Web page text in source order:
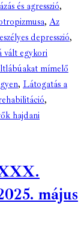
és agresszió,
, Az
depresszió,
vált egykori
mímelő
, Látogatás a
,
hajdani
május